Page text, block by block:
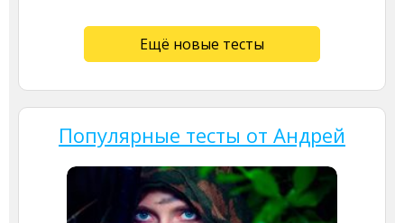
Ещё новые тесты
Популярные тесты от Андрей